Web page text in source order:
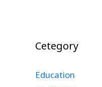
Cetegory
Education